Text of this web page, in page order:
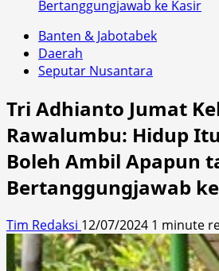
Bertanggungjawab ke Kasir
Banten & Jabotabek
Daerah
Seputar Nusantara
Tri Adhianto Jumat
Rawalumbu: Hidup
Boleh Ambil Apapun
Bertanggungjawab
Tim Redaksi 12/07/2024 1 minute